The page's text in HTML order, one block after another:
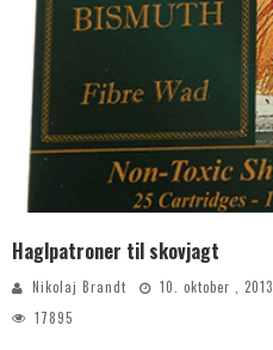
Haglpatroner til skovjagt
Nikolaj Brandt 10. oktober , 2013
17895